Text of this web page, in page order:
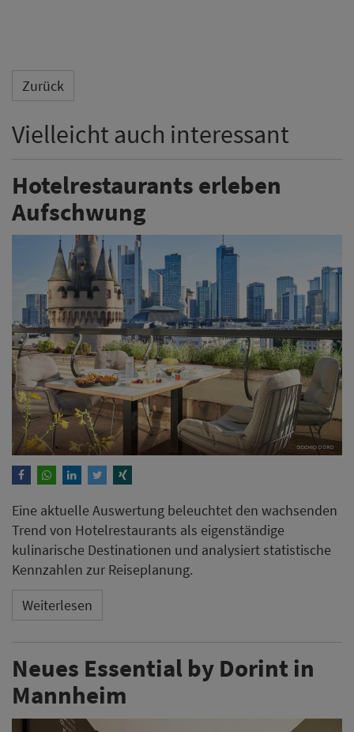
Zurück
Vielleicht auch interessant
Hotelrestaurants erleben
Aufschwung
Eine aktuelle Auswertung beleuchtet den wachsenden
Trend von Hotelrestaurants als eigenständige
kulinarische Destinationen und analysiert statistische
Kennzahlen zur Reiseplanung.
Weiterlesen
Neues Essential by Dorint in
Mannheim